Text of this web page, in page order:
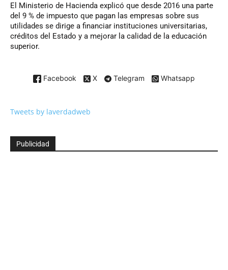
El Ministerio de Hacienda explicó que desde 2016 una parte
del 9 % de impuesto que pagan las empresas sobre sus
utilidades se dirige a financiar instituciones universitarias,
créditos del Estado y a mejorar la calidad de la educación
superior.
Facebook X Telegram Whatsapp
Tweets by laverdadweb
Publicidad